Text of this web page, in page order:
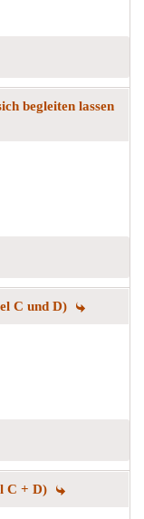
begleiten lassen
C und D)
C + D)